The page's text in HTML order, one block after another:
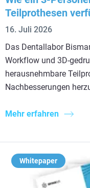
Teilprothesen
16. Juli 2026
Das Dentallabor
Workflow und 3D-
herausnehmbare
Nachbesserungen
Mehr erfahren
Whitepaper